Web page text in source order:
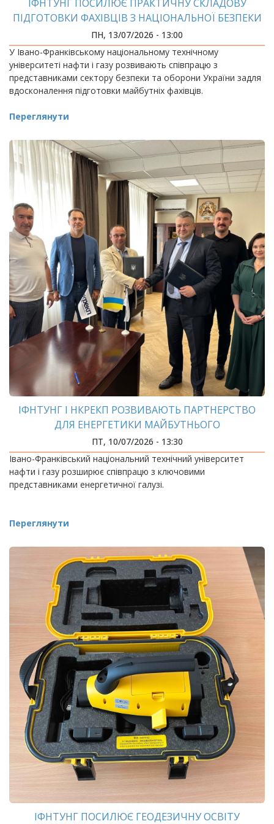
ІФНТУНГ ПОСИЛЮЄ ПРАКТИЧНУ СКЛАДОВУ
ПІДГОТОВКИ ФАХІВЦІВ З НАЦІОНАЛЬНОЇ БЕЗПЕКИ
ПН, 13/07/2026 - 13:00
У Івано-Франківському національному технічному
університеті нафти і газу розвивають співпрацю з
представниками сектору безпеки та оборони України задля
вдосконалення підготовки майбутніх фахівців.
Переглянути
ІФНТУНГ І НКРЕКП РОЗВИВАЮТЬ ПАРТНЕРСТВО
ДЛЯ ЕНЕРГЕТИКИ МАЙБУТНЬОГО
ПТ, 10/07/2026 - 13:30
Івано-Франківський національний технічний університет
нафти і газу розширює співпрацю з ключовими
представниками енергетичної галузі.
Переглянути
ІФНТУНГ ПОСИЛЮЄ ГЕОДЕЗИЧНУ ОСВІТУ